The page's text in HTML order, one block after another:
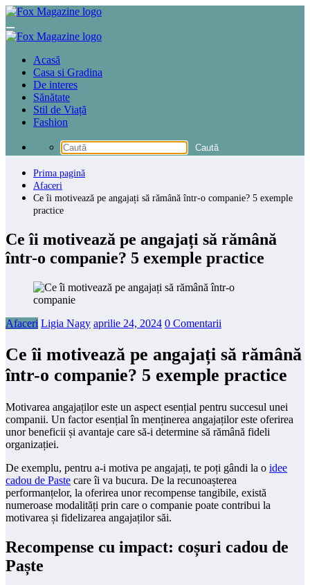
Sari
conținut
Acasă
Casa si Gradina
De interes
Sănătate
Stil de Viață
Fashion
Prima pagină
Afaceri
Ce îi motivează pe angajați să rămână într-o companie? 5 exemple
practice
Ce îi motivează pe angajați să rămână
într-o companie? 5 exemple practice
Afaceri Ligia Nagy aprilie 24, 2024 0 Comentarii
Ce îi motivează pe angajați să rămână
într-o companie? 5 exemple practice
Motivarea angajaților este un aspect esențial pentru succesul unei
companii. Un factor esențial în menținerea angajaților este oferirea
unor beneficii și avantaje care să-i determine să rămână fideli
organizației.
De exemplu, pentru a-i motiva pe angajați, te poți gândi la o idee
cadou de Paste care îi va bucura. De la recunoașterea
performanțelor, la oferirea unor recompense tangibile, există
numeroase modalități prin care o companie poate contribui la
motivarea și fidelizarea angajaților săi.
Recompense cu impact: coșuri cadou de
Paște